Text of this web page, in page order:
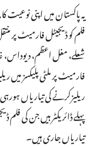
فلم کو ڈیجیٹل فارمیٹ پر
شعلے، مغل اعظم، دیوداس،
فارمیٹ پر ملٹی پلیکسز میں
ریلیزکرنے کی تیاریاں
پہلے ڈائریکٹر ہیں جن کی
تیاریاں جاری ہیں۔